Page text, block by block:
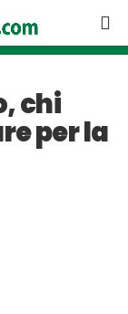
chi
per la